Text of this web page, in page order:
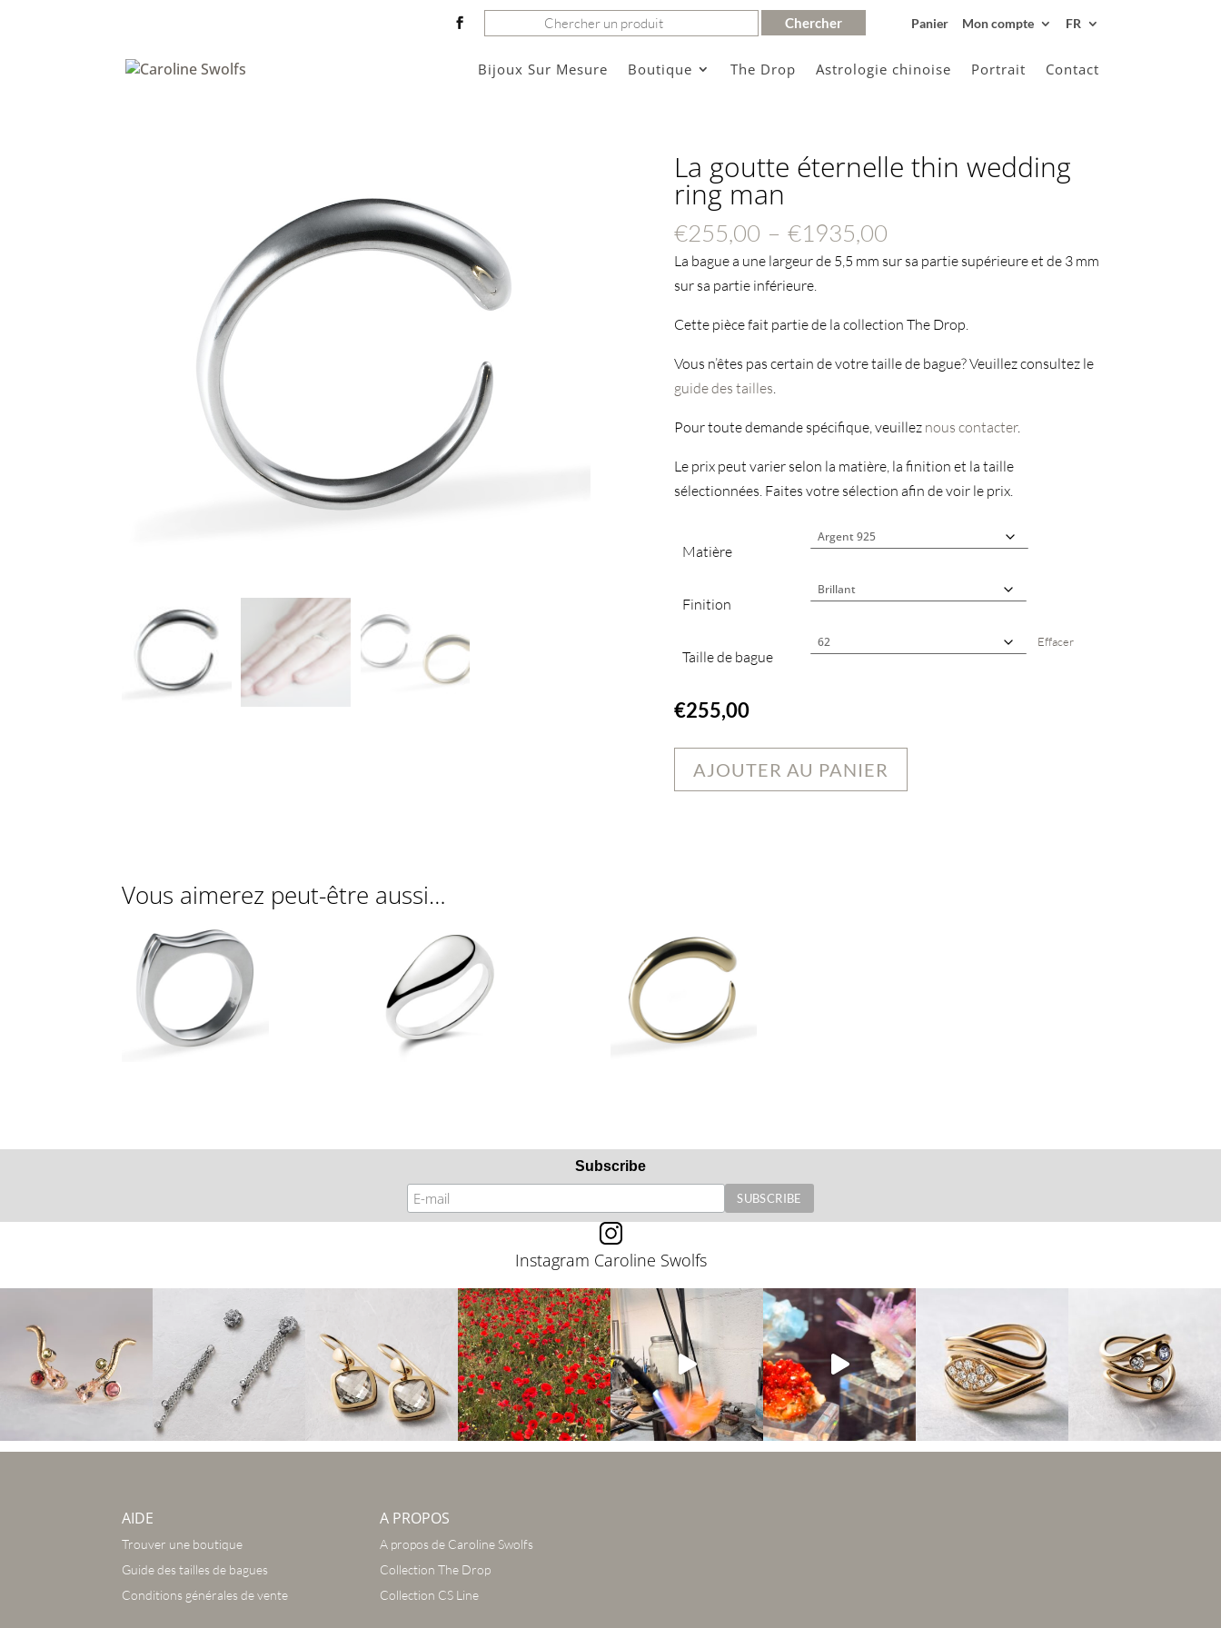
Rechercher:
Panier Mon compte FR
Bijoux Sur Mesure Boutique The Drop Astrologie chinoise Portrait Contact
La goutte éternelle thin wedding
ring man
€255,00 – €1935,00Plage
de
à
€1935,00
La bague a une largeur de 5,5 mm sur sa partie supérieure et de 3 mm
sur sa partie inférieure.
Cette pièce fait partie de la collection The Drop.
Vous n’êtes pas certain de votre taille de bague? Veuillez consultez le
guide des tailles.
Pour toute demande spécifique, veuillez nous contacter.
Le prix peut varier selon la matière, la finition et la taille
sélectionnées. Faites votre sélection afin de voir le prix.
Matière
Finition
Taille de bague
Effacer
€255,00
AJOUTER AU PANIER
Vous aimerez peut-être aussi…
Subscribe
Instagram Caroline Swolfs
AIDE
Trouver une boutique
Guide des tailles de bagues
Conditions générales de vente
A PROPOS
A propos de Caroline Swolfs
Collection The Drop
Collection CS Line